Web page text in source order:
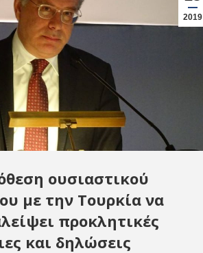
2019
ουσιαστικού
με την Τουρκία να
προκλητικές
και δηλώσεις